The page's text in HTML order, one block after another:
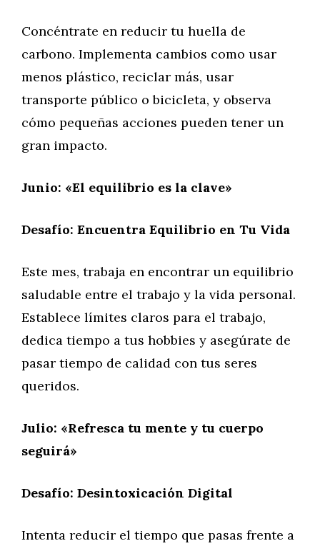
Concéntrate en reducir tu huella de
carbono. Implementa cambios como usar
menos plástico, reciclar más, usar
transporte público o bicicleta, y observa
cómo pequeñas acciones pueden tener un
gran impacto.
Junio: «El equilibrio es la clave»
Desafío: Encuentra Equilibrio en Tu Vida
Este mes, trabaja en encontrar un equilibrio
saludable entre el trabajo y la vida personal.
Establece límites claros para el trabajo,
dedica tiempo a tus hobbies y asegúrate de
pasar tiempo de calidad con tus seres
queridos.
Julio: «Refresca tu mente y tu cuerpo
seguirá»
Desafío: Desintoxicación Digital
Intenta reducir el tiempo que pasas frente a